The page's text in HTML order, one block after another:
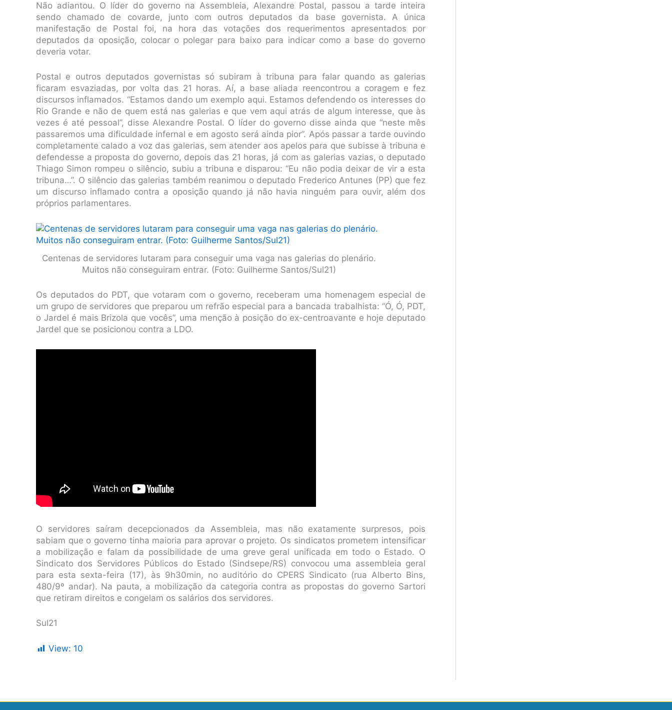
Não adiantou. O líder do governo na Assembleia, Alexandre Postal, passou a tarde inteira
sendo chamado de covarde, junto com outros deputados da base governista. A única
manifestação de Postal foi, na hora das votações dos requerimentos apresentados por
deputados da oposição, colocar o polegar para baixo para indicar como a base do governo
deveria votar.
Postal e outros deputados governistas só subiram à tribuna para falar quando as galerias
ficaram esvaziadas, por volta das 21 horas. Aí, a base aliada reencontrou a coragem e fez
discursos inflamados. “Estamos dando um exemplo aqui. Estamos defendendo os interesses do
Rio Grande e não de quem está nas galerias e que vem aqui atrás de algum interesse, que às
vezes é até pessoal”, disse Alexandre Postal. O líder do governo disse ainda que “neste mês
passaremos uma dificuldade infernal e em agosto será ainda pior”. Após passar a tarde ouvindo
completamente calado a voz das galerias, sem atender aos apelos para que subisse à tribuna e
defendesse a proposta do governo, depois das 21 horas, já com as galerias vazias, o deputado
Thiago Simon rompeu o silêncio, subiu a tribuna e disparou: “Eu não podia deixar de vir a esta
tribuna…”. O silêncio das galerias também reanimou o deputado Frederico Antunes (PP) que fez
um discurso inflamado contra a oposição quando já não havia ninguém para ouvir, além dos
próprios parlamentares.
Centenas de servidores lutaram para conseguir uma vaga nas galerias do plenário.
Muitos não conseguiram entrar. (Foto: Guilherme Santos/Sul21)
Os deputados do PDT, que votaram com o governo, receberam uma homenagem especial de
um grupo de servidores que preparou um refrão especial para a bancada trabalhista: “Ó, Ó, PDT,
o Jardel é mais Brizola que vocês”, uma menção à posição do ex-centroavante e hoje deputado
Jardel que se posicionou contra a LDO.
O servidores saíram decepcionados da Assembleia, mas não exatamente surpresos, pois
sabiam que o governo tinha maioria para aprovar o projeto. Os sindicatos prometem intensificar
a mobilização e falam da possibilidade de uma greve geral unificada em todo o Estado. O
Sindicato dos Servidores Públicos do Estado (Sindsepe/RS) convocou uma assembleia geral
para esta sexta-feira (17), às 9h30min, no auditório do CPERS Sindicato (rua Alberto Bins,
480/9º andar). Na pauta, a mobilização da categoria contra as propostas do governo Sartori
que retiram direitos e congelam os salários dos servidores.
Sul21
View: 10